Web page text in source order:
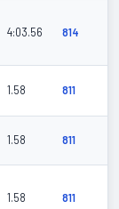
4:03.56 814
1.58 811
1.58 811
1.58 811